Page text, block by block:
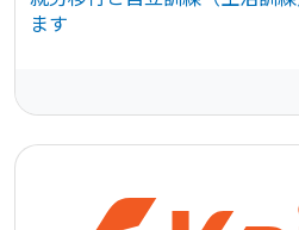
ます